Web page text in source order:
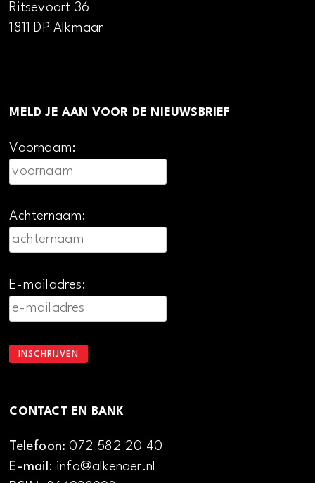
Ritsevoort 36
1811 DP Alkmaar
MELD JE AAN VOOR DE NIEUWSBRIEF
Voornaam:
Achternaam:
E-mailadres:
CONTACT EN BANK
Telefoon:072 582 20 40
E-mail: info@alkenaer.nl